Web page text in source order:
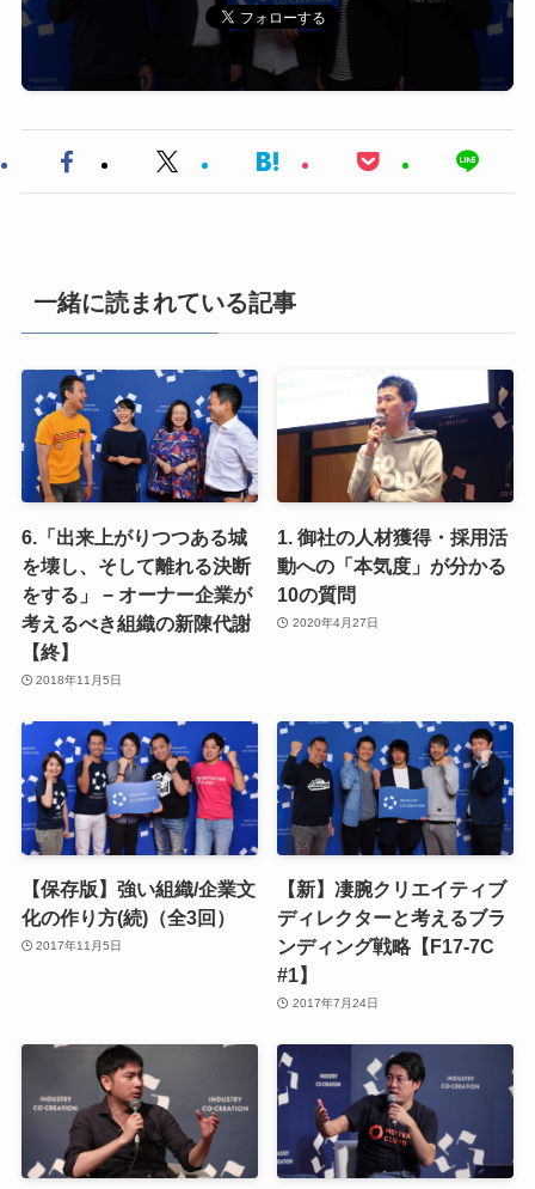
一緒に読まれている記事
6.「出来上がりつつある城
を壊し、そして離れる決断
をする」 − オーナー企業が
考えるべき組織の新陳代謝
【終】
2018年11月5日
1. 御社の人材獲得・採用活
動への「本気度」が分かる
10の質問
2020年4月27日
【保存版】強い組織/企業文
化の作り方(続)（全3回）
2017年11月5日
【新】凄腕クリエイティブ
ディレクターと考えるブラ
ンディング戦略【F17-7C
#1】
2017年7月24日